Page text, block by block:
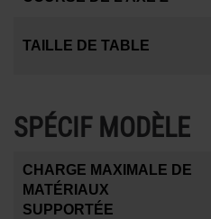
TAILLE DE TABLE
SPÉCIF MODÈLE
CHARGE MAXIMALE DE
MATÉRIAUX
SUPPORTÉE